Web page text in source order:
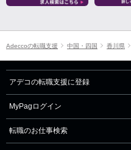
Adeccoの転職支援 中国・四国 香川県
アデコの転職支援に登録
MyPagログイン
転職のお仕事検索